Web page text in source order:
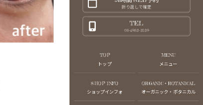
折り返しで確定
TEL
06-4963-3139
TOP
トップ
MENU
メニュー
SHOP INFO
ショップインフォ
ORGANIC・BOTANICAL
オーガニック・ボタニカル